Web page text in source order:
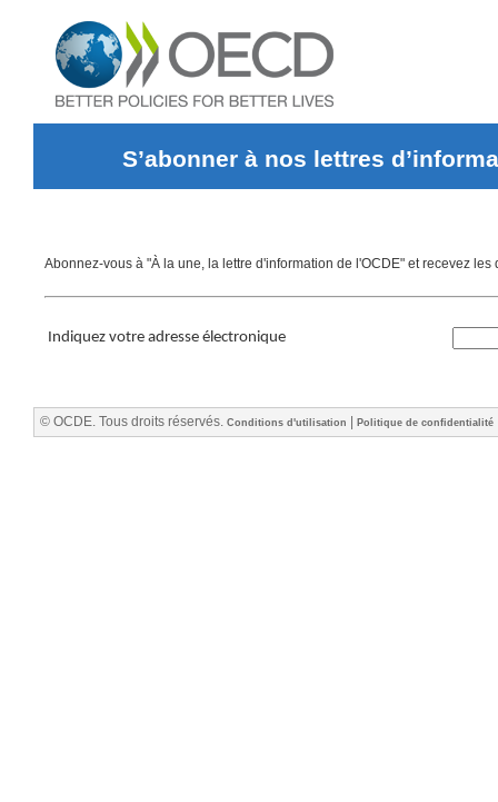
S’abonner à nos lettres
Abonnez-vous à "À la une, la lettre d'information de l'OCDE" et recevez
Indiquez votre adresse électronique
© OCDE. Tous droits réservés. Conditions d'utilisation Politique de confidentialité